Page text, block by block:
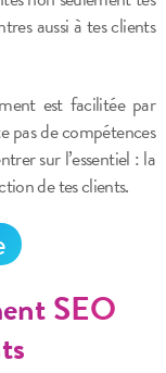
aussi à tes clients
est facilitée par
pas de compétences
sur l’essentiel : la
de tes clients.
SEO